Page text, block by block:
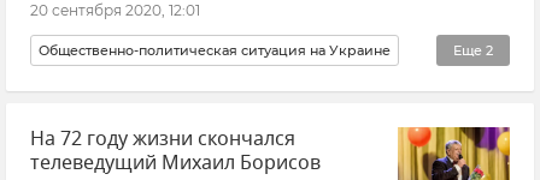
20 сентября 2020, 12:01
Еще 2
Общественно-политическая ситуация на Украине
В мире Новости
На 72 году жизни скончался
телеведущий Михаил Борисов